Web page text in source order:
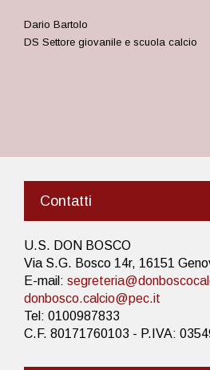
Dario Bartolo
DS Settore giovanile e scuola calcio
Contatti
U.S. DON BOSCO
Via S.G. Bosco 14r, 16151
E-mail:
donbosco.calcio@pec.it
Tel: 0100987833
C.F. 80171760103 - P.IVA: